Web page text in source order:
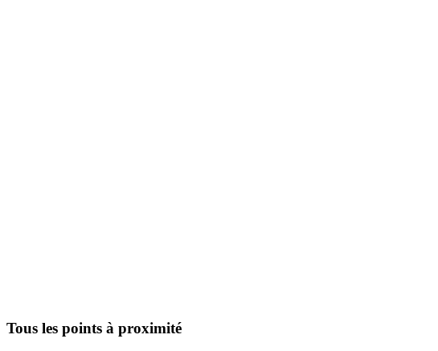
Tous les points à proximité